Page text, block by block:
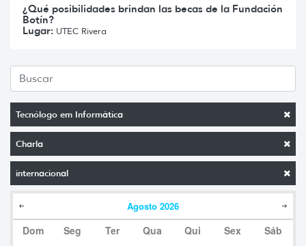
Tecnólogo em Informática
Charla
internacional
Agosto 2026
Dom Seg Ter Qua Qui Sex Sáb
¿Qué posibilidades brindan las becas de la Fundación
Botín?
Lugar: UTEC Rivera